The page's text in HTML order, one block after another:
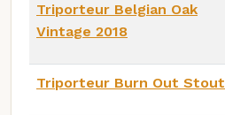
Triporteur Belgian Oak
Vintage 2018
Triporteur Burn Out Stout